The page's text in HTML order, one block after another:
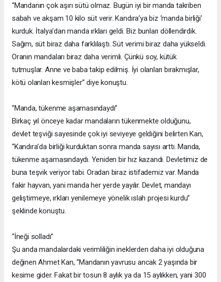
“Mandanın çok aşırı sütü olmaz. Bugün iyi bir manda takriben
sabah ve akşam 10 kilo süt verir. Kandıra’ya biz ‘manda birliği’
kurduk. İtalya’dan manda ırkları geldi. Biz bunları döllendirdik.
Sağım, süt biraz daha farklılaştı. Süt verimi biraz daha yükseldi.
Oranın mandaları biraz daha verimli. Çünkü soy, kütük
tutmuşlar. Anne ve baba takip edilmiş. İyi olanları bırakmışlar,
kötü olanları kesmişler” diye konuştu.
“Manda, tükenme aşamasındaydı”
Birkaç yıl önceye kadar mandaların tükenmekte olduğunu,
devlet teşviği sayesinde çok iyi seviyeye geldiğini belirten Kan,
“Kandıra’da birliği kurduktan sonra manda sayısı arttı. Manda,
tükenme aşamasındaydı. Yeniden bir hız kazandı. Devletimiz de
buna teşvik veriyor tabi. Oradan biraz istifademiz var. Manda
fakir hayvan, yani manda her yerde yayılır. Devlet, mandayı
geliştirmeye, ırkları yenilemeye yönelik ıslah projesi kurdu”
şeklinde konuştu.
“İneği solladı”
Şu anda mandalardaki verimliliğin ineklerden daha iyi olduğuna
değinen Ahmet Kan, “Mandanın yavrusu ancak 2 yaşında bir
kesime gider. Fakat bir tosun 8 aylık ya da 15 aylıkken, yani 300